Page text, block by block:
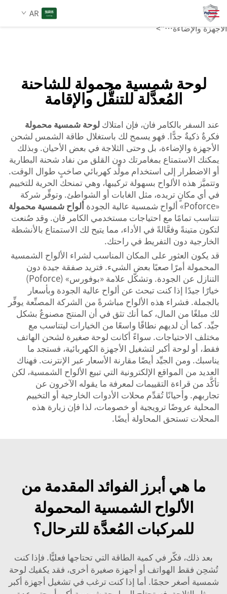
لوحة شمسية محمولة
يُعَدُّ فكرة ذكية جدًّا. فهي تتيح لك استخدام طاقة الشمس لشحن
الأجهزة والإضاءة…">
AR
المنتجات
الخدمات
الأخبار
اتصل بنا
لوحة شمسية محمولة للشاحنة
المُعدَّلة للتنقُّل والإقامة
عند السفر بالكامر فان، فإن امتلاك لوحة شمسية محمولة
فكرةٌ ذكيةٌ جدًّا. فهو يسمح لك باستغلال طاقة الشمس لشحن
الأجهزة والإضاءة، بل وحتى الثلاجة في بعض الأحيان. وبذلك
يمكنك الاستمتاع بمغامرتك دون القلق من نفاد شحنة البطارية
أو الاضطرار إلى استخدام مولِّد كهربائي صاخبٍ طوال الوقت.
وتتميَّز هذه الألواح بسهولة تركيبها، وهي تمنحك الحرية للتخييم
في أي مكانٍ تريده، مثل الغابات أو الشواطئ. وتوفِّر شركة
«Poforce» ألواح شمسية عالية الجودة
ألواح شمسية محمولة
تتناسب تمامًا مع احتياجات مستخدمي الكامر فان. وقد صُنعت
لتكون متينةً وفعَّالةً في الأداء، مما يتيح لك الاستمتاع بالأنشطة
الخارجية دون التفريط في راحتك.
قد يكون العثور على المكان المناسب لشراء الألواح الشمسية
المحمولة أمرًا صعبًا بعض الشيء. فتريد صفقة جيدة دون
التنازل عن الجودة. وتشكّل علامة «بوفورس» (Poforce)
خيارًا جيدًا إذا كنت تبحث عن ألواح عالية الجودة وبأسعار
بالجملة. فشراء هذه الألواح مباشرةً من الشركة المصنِّعة يوفِّر
لك مبلغًا من المال، كما أنك تثق في أن المنتج مصنوعٌ بشكل
جيِّد. كما أن لديهم نطاقًا واسعًا من الخيارات ليتناسب مع
مختلف الاحتياجات. سواءً أكانت لوحة صغيرة لشحن الهاتف
فقط، أو لوحة أكبر لتشغيل الأجهزة الكهربائية، فستجد ما
يناسبك. ومن الجيِّد أيضًا مقارنة الأسعار عبر الإنترنت. فهناك
العديد من المواقع الإلكترونية التي تبيع الألواح الشمسية، لكن
تأكَّد من قراءة التقييمات لمعرفة ما يقوله الآخرون عن
تجاربهم. وأحيانًا تُقدِّم محلات الأدوات الخارجية أو التخييم
المحلية عروضًا ترويجية أو خصومات، لذا فإن زيارة هذه
المحلات تستحق المحاولة أيضًا.
ما هي أبرز الفوائد المقدمة من
الألواح الشمسية المحمولة
للمركبات المُعدَّة للترحال؟
بعد ذلك، فكّر في كمية الطاقة التي تحتاجها فعليًّا. فإذا كنت
تُشحِن فقط الهواتف أو أجهزة صغيرة أخرى، فقد يكفيك لوحة
شمسية أصغر حجمًا. أما إذا كنت ترغب في تشغيل أجهزة أكبر